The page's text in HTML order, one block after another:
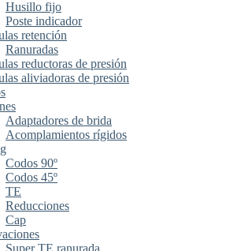
Husillo fijo
Poste indicador
retención
Ranuradas
reductoras de presión
aliviadoras de presión
Adaptadores de brida
Acomplamientos rígidos
Codos 90º
Codos 45º
TE
Reducciones
Cap
Super TE ranurada